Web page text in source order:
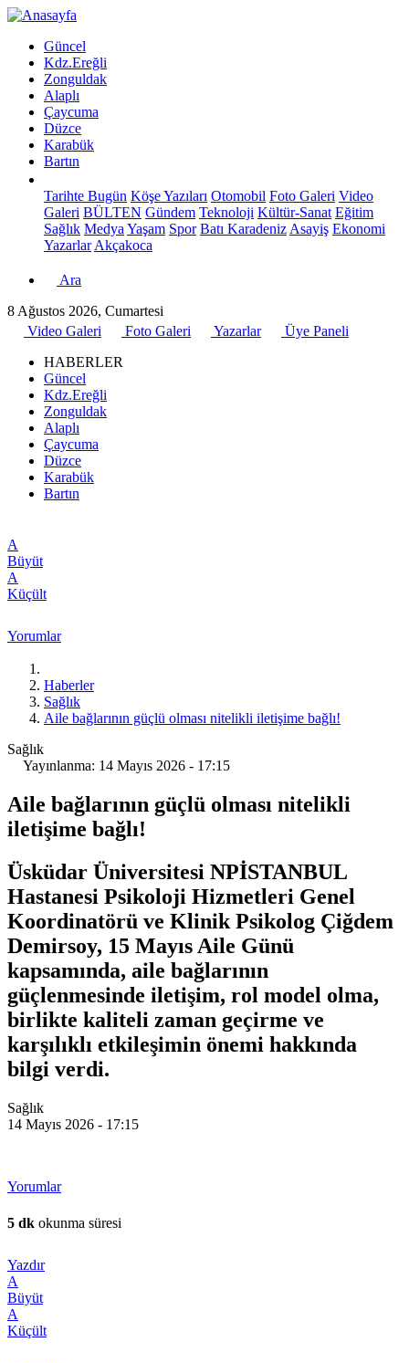
Güncel
Kdz.Ereğli
Zonguldak
Alaplı
Çaycuma
Düzce
Karabük
Bartın
Tarihte Bugün Köşe Yazıları Otomobil Foto Galeri Video
Galeri BÜLTEN Gündem Teknoloji Kültür-Sanat Eğitim
Sağlık Medya Yaşam Spor Batı Karadeniz Asayiş Ekonomi
Yazarlar Akçakoca
Ara
8 Ağustos 2026, Cumartesi
Video Galeri
Foto Galeri Yazarlar
Üye Paneli
HABERLER
Güncel
Kdz.Ereğli
Zonguldak
Alaplı
Çaycuma
Düzce
Karabük
Bartın
A
Büyüt
A
Küçült
Yorumlar
Haberler
Sağlık
Aile bağlarının güçlü olması nitelikli iletişime bağlı!
Sağlık
Yayınlanma: 14 Mayıs 2026 - 17:15
Aile bağlarının güçlü olması nitelikli
iletişime bağlı!
Üsküdar Üniversitesi NPİSTANBUL
Hastanesi Psikoloji Hizmetleri Genel
Koordinatörü ve Klinik Psikolog Çiğdem
Demirsoy, 15 Mayıs Aile Günü
kapsamında, aile bağlarının
güçlenmesinde iletişim, rol model olma,
birlikte kaliteli zaman geçirme ve
karşılıklı etkileşimin önemi hakkında
bilgi verdi.
Sağlık
14 Mayıs 2026 - 17:15
Yorumlar
5 dk okunma süresi
Yazdır
A
Büyüt
A
Küçült